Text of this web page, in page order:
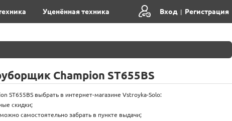
Уценённая техника Вход | Регистрация
Champion ST655BS
ST655BS выбрать в интернет-магазине Vstroyka-Solo:
скидки;
самостоятельно забрать в пункте выдачи;